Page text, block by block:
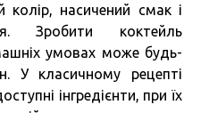
колір, насичений смак і
Зробити коктейль
умовах може будь-
У класичному рецепті
інгредієнти, при їх